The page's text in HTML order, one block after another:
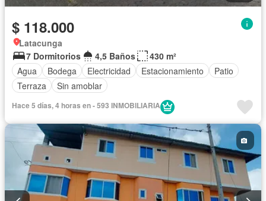
$ 118.000
Latacunga
7 Dormitorios
4,5 Baños
430 m²
Agua
Bodega Electricidad Estacionamiento
Patio
Terraza
Sin amoblar
Hace 5 días, 4 horas en - 593 INMOBILIARIA